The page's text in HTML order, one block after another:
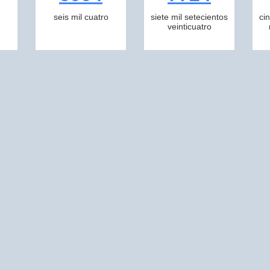
seis mil cuatro
siete mil setecientos
veinticuatro